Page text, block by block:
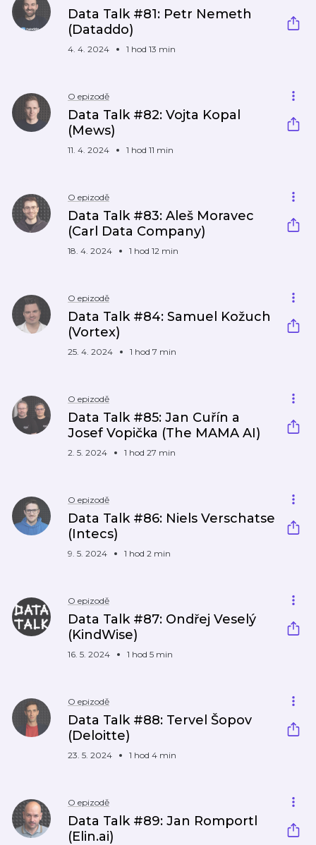
Data Talk #81: Petr Nemeth
(Dataddo)
4. 4. 2024 1 hod 13 min
O epizodě
Data Talk #82: Vojta Kopal
(Mews)
11. 4. 2024 1 hod 11 min
O epizodě
Data Talk #83: Aleš Moravec
(Carl Data Company)
18. 4. 2024 1 hod 12 min
O epizodě
Data Talk #84: Samuel Kožuch
(Vortex)
25. 4. 2024 1 hod 7 min
O epizodě
Data Talk #85: Jan Cuřín a
Josef Vopička (The MAMA AI)
2. 5. 2024 1 hod 27 min
O epizodě
Data Talk #86: Niels Verschatse
(Intecs)
9. 5. 2024 1 hod 2 min
O epizodě
Data Talk #87: Ondřej Veselý
(KindWise)
16. 5. 2024 1 hod 5 min
O epizodě
Data Talk #88: Tervel Šopov
(Deloitte)
23. 5. 2024 1 hod 4 min
O epizodě
Data Talk #89: Jan Romportl
(Elin.ai)